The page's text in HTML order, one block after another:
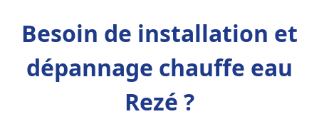
Besoin de installation et
dépannage chauffe eau
Rezé ?